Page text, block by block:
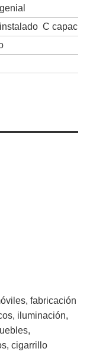
genial
instalado C
fabricación
iluminación,
cigarrillo